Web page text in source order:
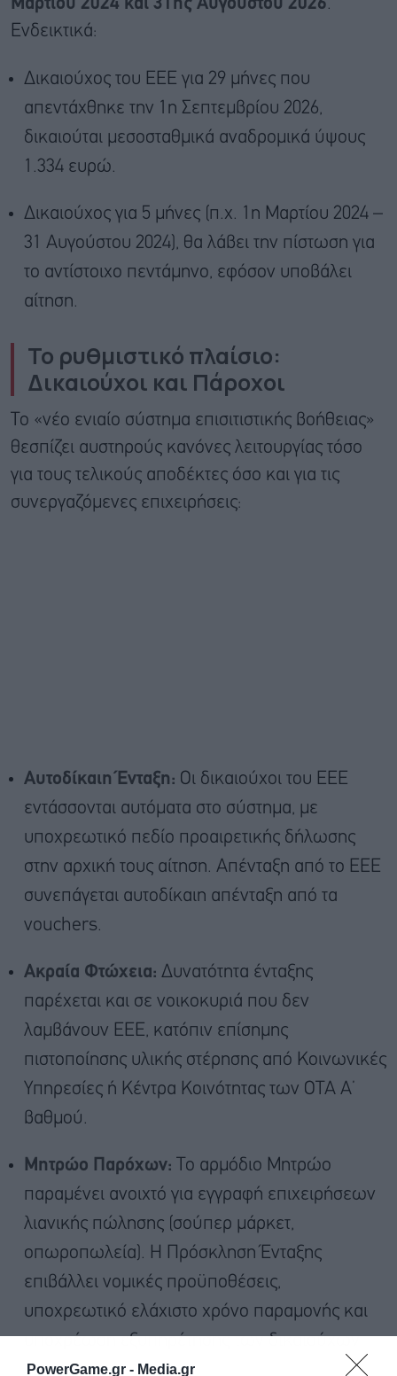
PowerGame.gr - Media.gr
Μαρτίου 2024 και 31ης Αυγούστου 2026.
Ενδεικτικά:
Δικαιούχος του ΕΕΕ για 29 μήνες που
απεντάχθηκε την 1η Σεπτεμβρίου 2026,
δικαιούται μεσοσταθμικά αναδρομικά ύψους
1.334 ευρώ.
Δικαιούχος για 5 μήνες (π.χ. 1η Μαρτίου 2024 –
31 Αυγούστου 2024), θα λάβει την πίστωση για
το αντίστοιχο πεντάμηνο, εφόσον υποβάλει
αίτηση.
Το ρυθμιστικό πλαίσιο:
Δικαιούχοι και Πάροχοι
Το «νέο ενιαίο σύστημα επισιτιστικής βοήθειας»
θεσπίζει αυστηρούς κανόνες λειτουργίας τόσο
για τους τελικούς αποδέκτες όσο και για τις
συνεργαζόμενες επιχειρήσεις:
Αυτοδίκαιη Ένταξη: Οι δικαιούχοι του ΕΕΕ
εντάσσονται αυτόματα στο σύστημα, με
υποχρεωτικό πεδίο προαιρετικής δήλωσης
στην αρχική τους αίτηση. Απένταξη από το ΕΕΕ
συνεπάγεται αυτοδίκαιη απένταξη από τα
vouchers.
Ακραία Φτώχεια: Δυνατότητα ένταξης
παρέχεται και σε νοικοκυριά που δεν
λαμβάνουν ΕΕΕ, κατόπιν επίσημης
πιστοποίησης υλικής στέρησης από Κοινωνικές
Υπηρεσίες ή Κέντρα Κοινότητας των ΟΤΑ Α’
βαθμού.
Μητρώο Παρόχων: Το αρμόδιο Μητρώο
παραμένει ανοιχτό για εγγραφή επιχειρήσεων
λιανικής πώλησης (σούπερ μάρκετ,
οπωροπωλεία). Η Πρόσκληση Ένταξης
επιβάλλει νομικές προϋποθέσεις,
υποχρεωτικό ελάχιστο χρόνο παραμονής και
υποχρέωση εξυπηρέτησης των δικαιούχων.